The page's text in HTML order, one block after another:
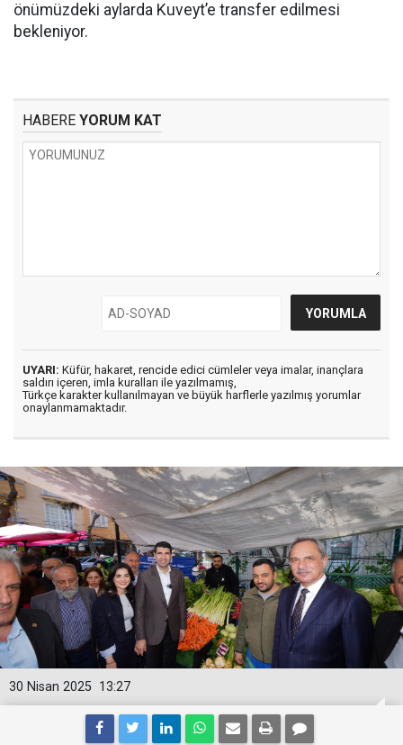
önümüzdeki aylarda Kuveyt’e transfer edilmesi
bekleniyor.
HABERE YORUM KAT
UYARI: Küfür, hakaret, rencide edici cümleler veya imalar, inançlara
saldırı içeren, imla kuralları ile yazılmamış,
Türkçe karakter kullanılmayan ve büyük harflerle yazılmış yorumlar
onaylanmamaktadır.
13:27
30 Nisan 2025